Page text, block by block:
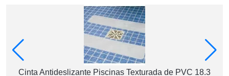
Cinta Antideslizante Piscinas Texturada de PVC 18.3